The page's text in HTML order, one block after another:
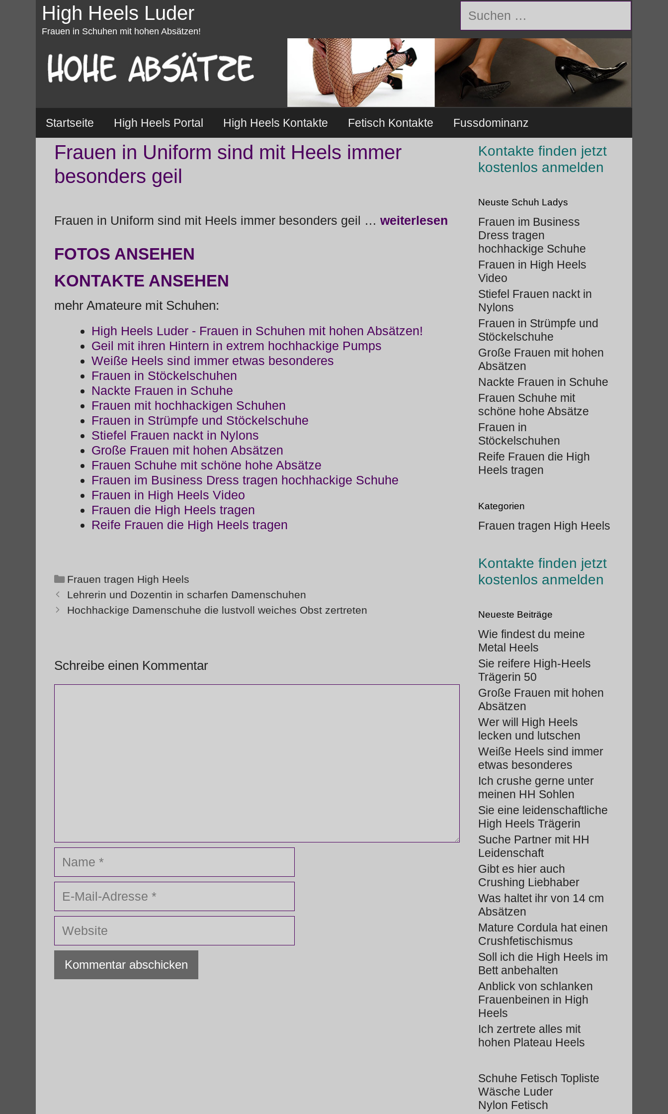
springen
Suchen
nach:
High Heels Luder
Frauen in Schuhen mit hohen Absätzen!
Startseite High Heels Portal High Heels Kontakte Fetisch Kontakte Fussdominanz
Frauen in Uniform sind mit Heels immer
besonders geil
Frauen in Uniform sind mit Heels immer besonders geil … weiterlesen
FOTOS ANSEHEN
KONTAKTE ANSEHEN
mehr Amateure mit Schuhen:
High Heels Luder - Frauen in Schuhen mit hohen Absätzen!
Geil mit ihren Hintern in extrem hochhackige Pumps
Weiße Heels sind immer etwas besonderes
Frauen in Stöckelschuhen
Nackte Frauen in Schuhe
Frauen mit hochhackigen Schuhen
Frauen in Strümpfe und Stöckelschuhe
Stiefel Frauen nackt in Nylons
Große Frauen mit hohen Absätzen
Frauen Schuhe mit schöne hohe Absätze
Frauen im Business Dress tragen hochhackige Schuhe
Frauen in High Heels Video
Frauen die High Heels tragen
Reife Frauen die High Heels tragen
Kategorien
Frauen tragen High Heels
Lehrerin und Dozentin in scharfen Damenschuhen
Hochhackige Damenschuhe die lustvoll weiches Obst zertreten
Schreibe einen Kommentar
Name
E-
Mail-
Adresse
Website
Kontakte finden jetzt
kostenlos anmelden
Neuste Schuh Ladys
Frauen im Business
Dress tragen
hochhackige Schuhe
Frauen in High Heels
Video
Stiefel Frauen nackt in
Nylons
Frauen in Strümpfe und
Stöckelschuhe
Große Frauen mit hohen
Absätzen
Nackte Frauen in Schuhe
Frauen Schuhe mit
schöne hohe Absätze
Frauen in
Stöckelschuhen
Reife Frauen die High
Heels tragen
Kategorien
Frauen tragen High Heels
Kontakte finden jetzt
kostenlos anmelden
Neueste Beiträge
Wie findest du meine
Metal Heels
Sie reifere High-Heels
Trägerin 50
Große Frauen mit hohen
Absätzen
Wer will High Heels
lecken und lutschen
Weiße Heels sind immer
etwas besonderes
Ich crushe gerne unter
meinen HH Sohlen
Sie eine leidenschaftliche
High Heels Trägerin
Suche Partner mit HH
Leidenschaft
Gibt es hier auch
Crushing Liebhaber
Was haltet ihr von 14 cm
Absätzen
Mature Cordula hat einen
Crushfetischismus
Soll ich die High Heels im
Bett anbehalten
Anblick von schlanken
Frauenbeinen in High
Heels
Ich zertrete alles mit
hohen Plateau Heels
Schuhe Fetisch Topliste
Wäsche Luder
Nylon Fetisch